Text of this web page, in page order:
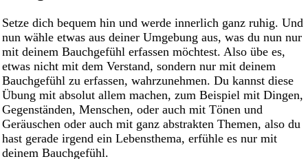
Setze dich bequem hin und werde innerlich ganz ruhig. Und
nun wähle etwas aus deiner Umgebung aus, was du nun nur
mit deinem Bauchgefühl erfassen möchtest. Also übe es,
etwas nicht mit dem Verstand, sondern nur mit deinem
Bauchgefühl zu erfassen, wahrzunehmen. Du kannst diese
Übung mit absolut allem machen, zum Beispiel mit Dingen,
Gegenständen, Menschen, oder auch mit Tönen und
Geräuschen oder auch mit ganz abstrakten Themen, also du
hast gerade irgend ein Lebensthema, erfühle es nur mit
deinem Bauchgefühl.